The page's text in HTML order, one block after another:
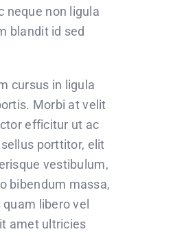
neque non ligula
blandit id sed
cursus in ligula
Morbi at velit
efficitur ut ac
porttitor, elit
vestibulum,
bibendum massa,
libero vel
amet ultricies